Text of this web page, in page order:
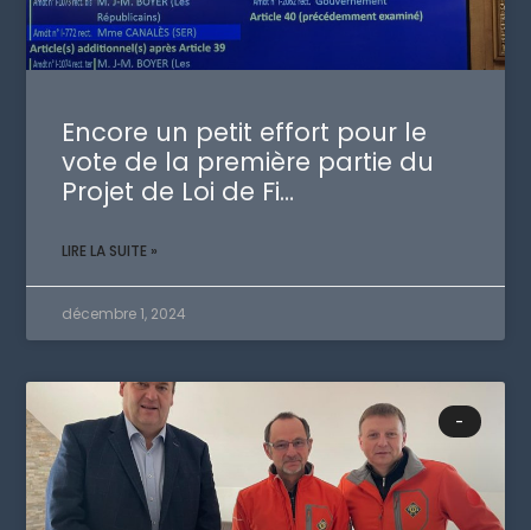
Encore un petit effort pour le
vote de la première partie du
Projet de Loi de Fi…
LIRE LA SUITE »
décembre 1, 2024
-